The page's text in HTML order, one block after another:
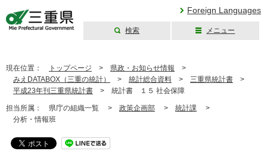
Foreign Languages
検索 メニュー
現在位置： トップページ > 県政・お知らせ情報 >
みえDATABOX（三重の統計）
> 統計総合資料 > 三重県統計書 >
平成23年刊三重県統計書 > 統計書 １５ 社会保障
担当所属： 県庁の組織一覧 > 政策企画部 > 統計課 >
分析・情報班